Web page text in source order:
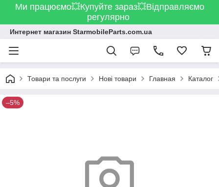
Ми працюємо💥Купуйте зараз💥Відправляємо
регулярно
Интернет магазин StarmobileParts.com.ua
Товари та послуги Нові товари Главная Каталог
–5%